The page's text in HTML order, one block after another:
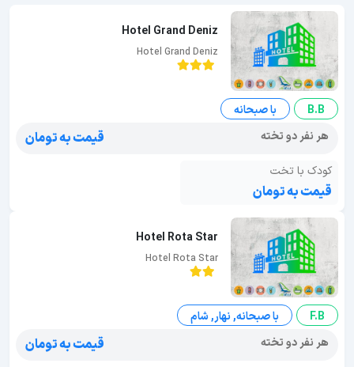
Hotel Grand Deniz
Hotel Grand Deniz
B.B
با صبحانه
هر نفر دو تخته
قیمت به تومان
کودک با تخت
قیمت به تومان
Hotel Rota Star
Hotel Rota Star
F.B
با صبحانه, نهار, شام
هر نفر دو تخته
قیمت به تومان